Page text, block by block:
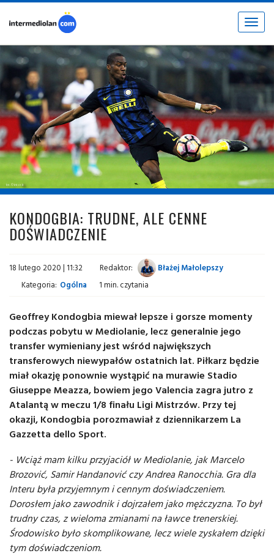
Toggle
fot. © inter.it
KONDOGBIA: TRUDNE, ALE CENNE
DOŚWIADCZENIE
18 lutego 2020 | 11:32 Redaktor:
Błażej Małolepszy
Kategoria: Ogólna 1 min. czytania
Geoffrey Kondogbia miewał lepsze i gorsze momenty
podczas pobytu w Mediolanie, lecz generalnie jego
transfer wymieniany jest wśród największych
transferowych niewypałów ostatnich lat. Piłkarz będzie
miał okazję ponownie wystąpić na murawie Stadio
Giuseppe Meazza, bowiem jego Valencia zagra jutro z
Atalantą w meczu 1/8 finału Ligi Mistrzów. Przy tej
okazji, Kondogbia porozmawiał z dziennikarzem La
Gazzetta dello Sport.
- Wciąż mam kilku przyjaciół w Mediolanie, jak Marcelo
Brozović, Samir Handanović czy Andrea Ranocchia. Gra dla
Interu była przyjemnym i cennym doświadczeniem.
Dorosłem jako zawodnik i dojrzałem jako mężczyzna. To był
trudny czas, z wieloma zmianami na ławce trenerskiej.
Środowisko było skomplikowane, lecz wiele zyskałem dzięki
tym doświadczeniom.